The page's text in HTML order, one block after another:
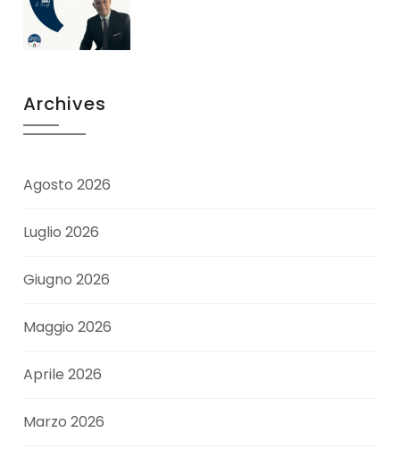
Archives
Agosto 2026
Luglio 2026
Giugno 2026
Maggio 2026
Aprile 2026
Marzo 2026